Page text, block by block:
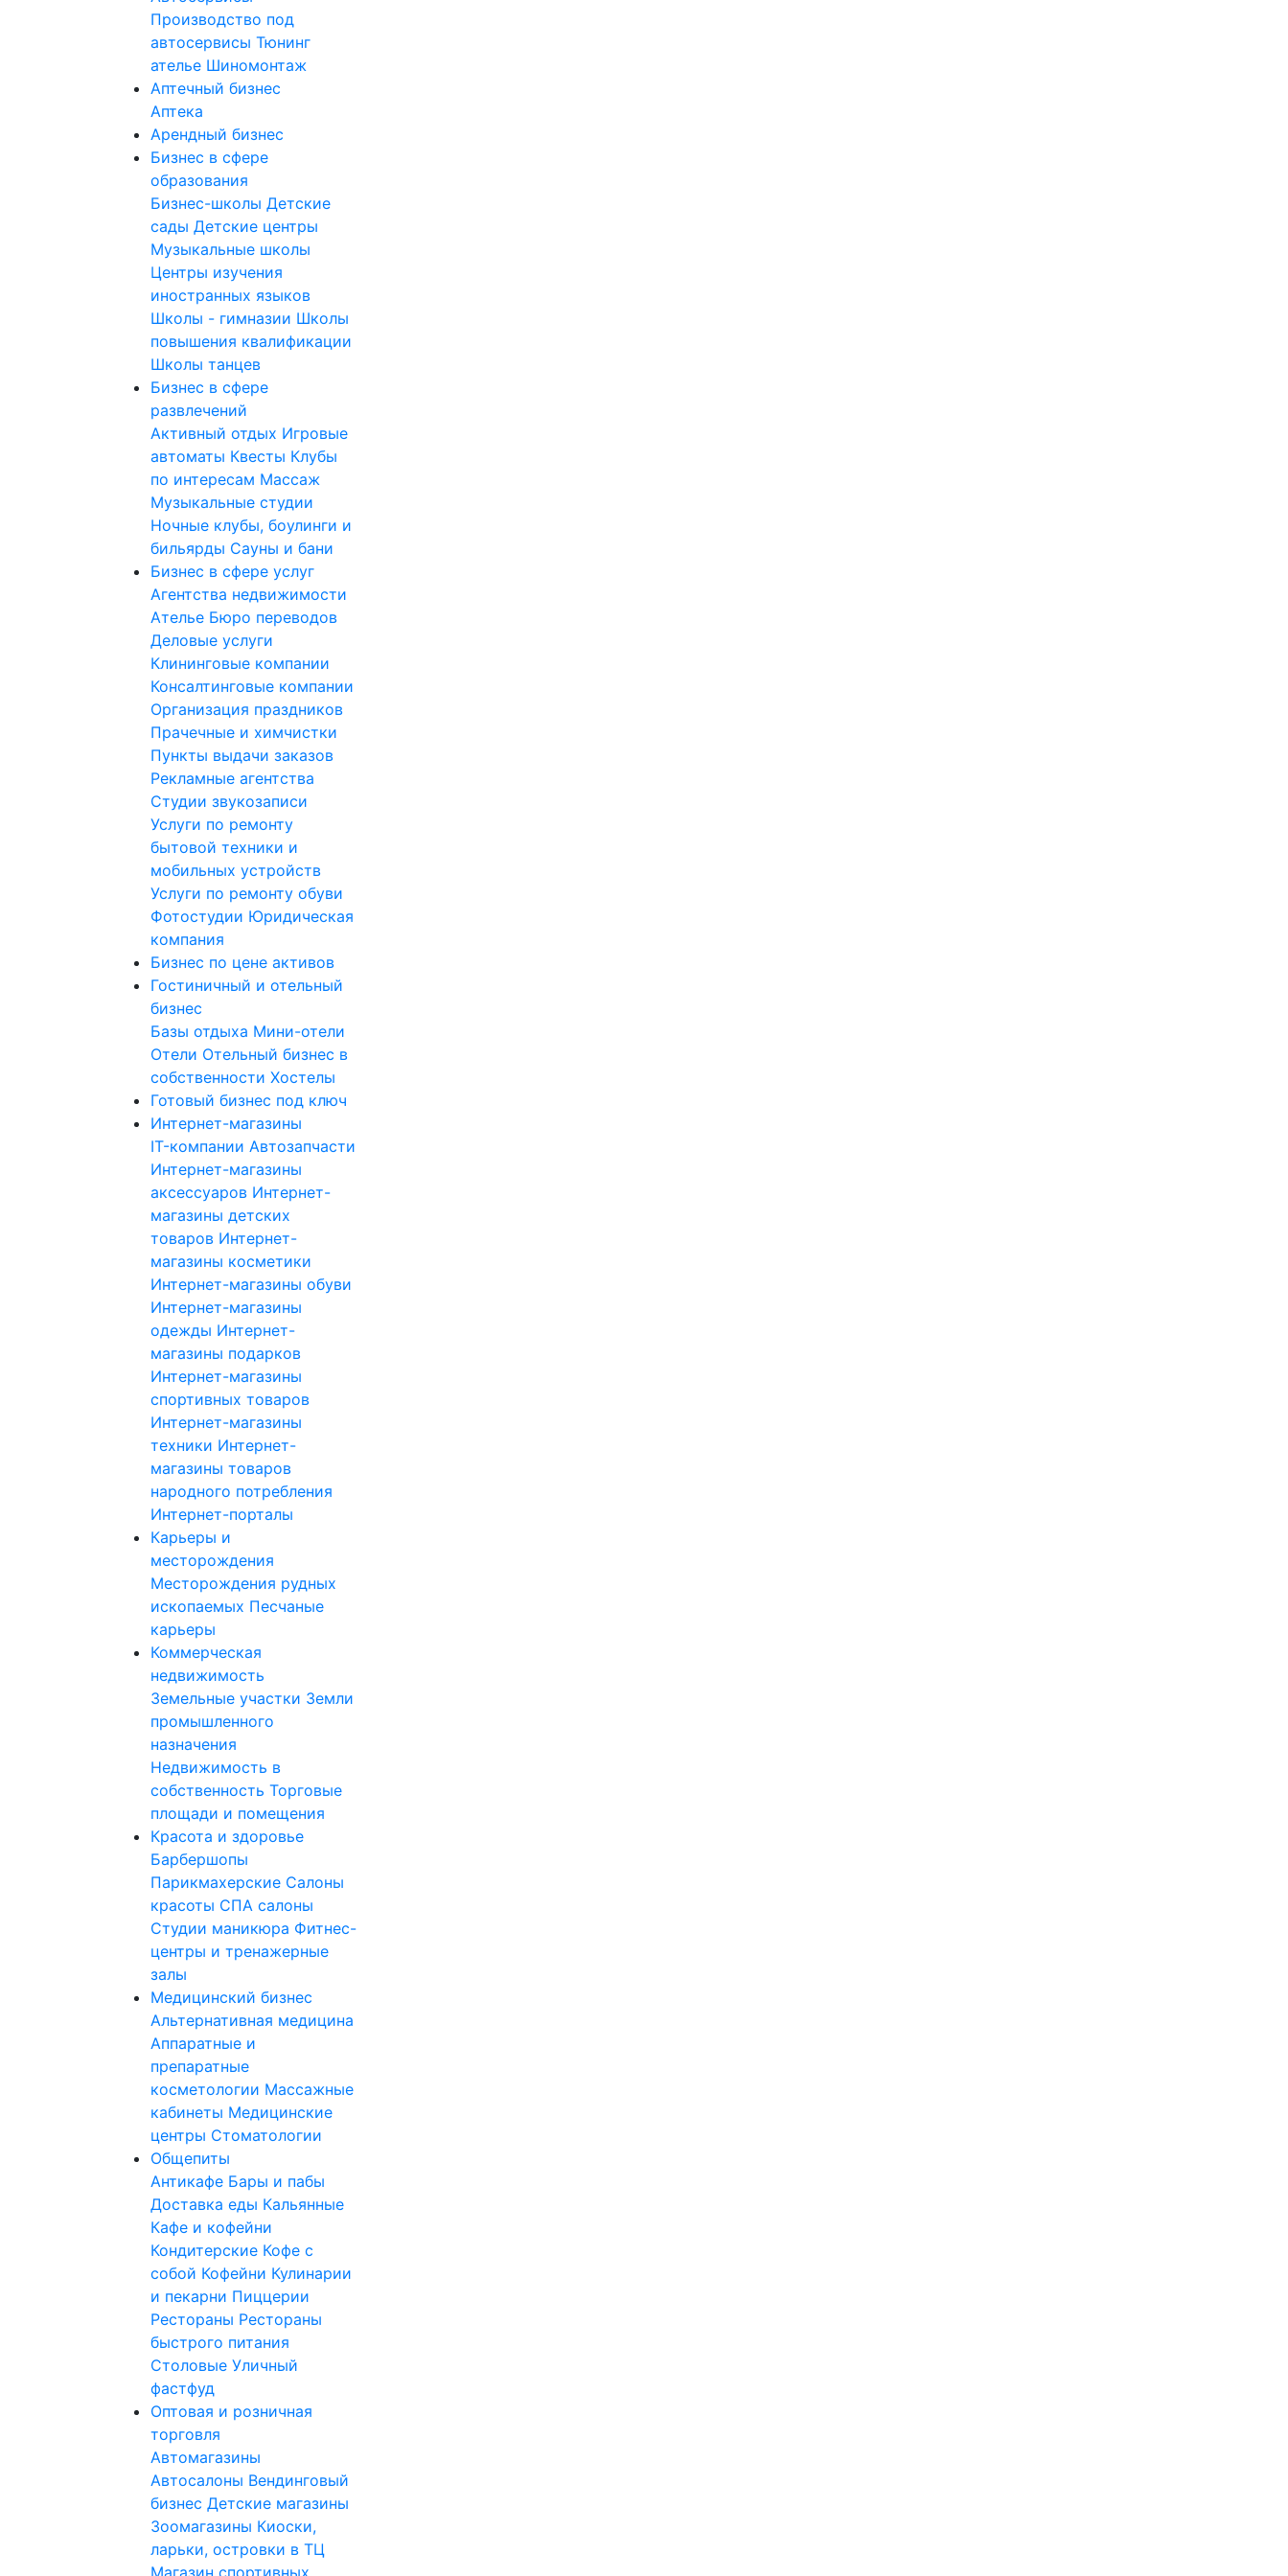
Производство под
автосервисы Тюнинг
ателье Шиномонтаж
Аптечный бизнес
Аптека
Арендный бизнес
Бизнес в сфере
образования
Бизнес-школы Детские
сады Детские центры
Музыкальные школы
Центры изучения
иностранных языков
Школы - гимназии Школы
повышения квалификации
Школы танцев
Бизнес в сфере
развлечений
Активный отдых Игровые
автоматы Квесты Клубы
по интересам Массаж
Музыкальные студии
Ночные клубы, боулинги и
бильярды Сауны и бани
Бизнес в сфере услуг
Агентства недвижимости
Ателье Бюро переводов
Деловые услуги
Клининговые компании
Консалтинговые компании
Организация праздников
Прачечные и химчистки
Пункты выдачи заказов
Рекламные агентства
Студии звукозаписи
Услуги по ремонту
бытовой техники и
мобильных устройств
Услуги по ремонту обуви
Фотостудии Юридическая
компания
Бизнес по цене активов
Гостиничный и отельный
бизнес
Базы отдыха Мини-отели
Отели Отельный бизнес в
собственности Хостелы
Готовый бизнес под ключ
Интернет-магазины
IT-компании Автозапчасти
Интернет-магазины
аксессуаров Интернет-
магазины детских
товаров Интернет-
магазины косметики
Интернет-магазины обуви
Интернет-магазины
одежды Интернет-
магазины подарков
Интернет-магазины
спортивных товаров
Интернет-магазины
техники Интернет-
магазины товаров
народного потребления
Интернет-порталы
Карьеры и
месторождения
Месторождения рудных
ископаемых Песчаные
карьеры
Коммерческая
недвижимость
Земельные участки Земли
промышленного
назначения
Недвижимость в
собственность Торговые
площади и помещения
Красота и здоровье
Барбершопы
Парикмахерские Салоны
красоты СПА салоны
Студии маникюра Фитнес-
центры и тренажерные
залы
Медицинский бизнес
Альтернативная медицина
Аппаратные и
препаратные
косметологии Массажные
кабинеты Медицинские
центры Стоматологии
Общепиты
Антикафе Бары и пабы
Доставка еды Кальянные
Кафе и кофейни
Кондитерские Кофе с
собой Кофейни Кулинарии
и пекарни Пиццерии
Рестораны Рестораны
быстрого питания
Столовые Уличный
фастфуд
Оптовая и розничная
торговля
Автомагазины
Автосалоны Вендинговый
бизнес Детские магазины
Зоомагазины Киоски,
ларьки, островки в ТЦ
Магазин спортивных